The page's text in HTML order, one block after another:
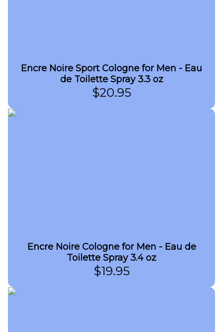
Encre Noire Sport Cologne for Men - Eau
de Toilette Spray 3.3 oz
$20.95
Encre Noire Cologne for Men - Eau de
Toilette Spray 3.4 oz
$19.95